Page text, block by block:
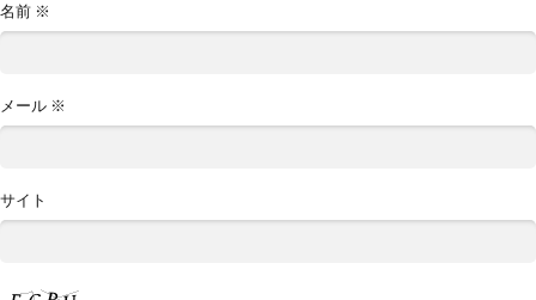
名前 ※
メール ※
サイト